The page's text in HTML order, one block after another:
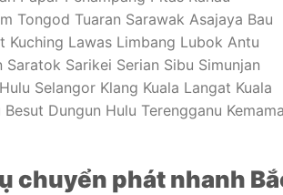
Tongod Tuaran Sarawak Asajaya Bau
Lawas Limbang Lubok Antu
Sarikei Serian Sibu Simunjan
Selangor Klang Kuala Langat Kuala
Dungun Hulu Terengganu
chuyển phát nhanh